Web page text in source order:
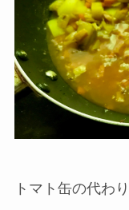
トマト缶の代わ